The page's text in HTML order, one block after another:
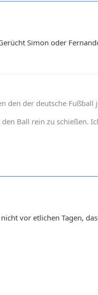
Simon oder
den der deutsche Fußball
Ball rein zu schießen.
vor etlichen Tagen,